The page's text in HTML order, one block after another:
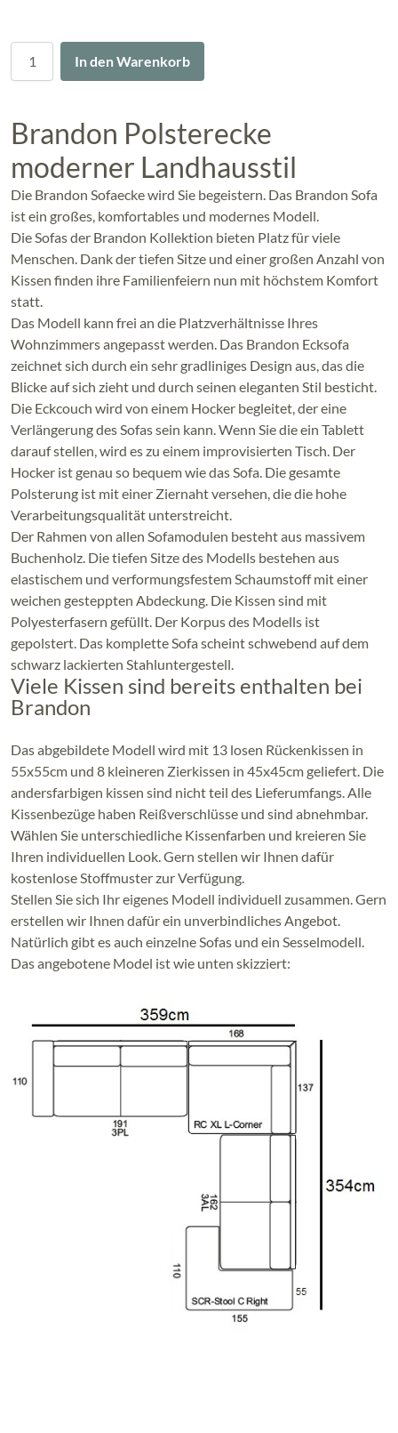
In den Warenkorb
Brandon Polsterecke
moderner Landhausstil
Die Brandon Sofaecke wird Sie begeistern. Das Brandon Sofa
ist ein großes, komfortables und modernes Modell.
Die Sofas der Brandon Kollektion bieten Platz für viele
Menschen. Dank der tiefen Sitze und einer großen Anzahl von
Kissen finden ihre Familienfeiern nun mit höchstem Komfort
statt.
Das Modell kann frei an die Platzverhältnisse Ihres
Wohnzimmers angepasst werden. Das Brandon Ecksofa
zeichnet sich durch ein sehr gradliniges Design aus, das die
Blicke auf sich zieht und durch seinen eleganten Stil besticht.
Die Eckcouch wird von einem Hocker begleitet, der eine
Verlängerung des Sofas sein kann. Wenn Sie die ein Tablett
darauf stellen, wird es zu einem improvisierten Tisch. Der
Hocker ist genau so bequem wie das Sofa. Die gesamte
Polsterung ist mit einer Ziernaht versehen, die die hohe
Verarbeitungsqualität unterstreicht.
Der Rahmen von allen Sofamodulen besteht aus massivem
Buchenholz. Die tiefen Sitze des Modells bestehen aus
elastischem und verformungsfestem Schaumstoff mit einer
weichen gesteppten Abdeckung. Die Kissen sind mit
Polyesterfasern gefüllt. Der Korpus des Modells ist
gepolstert. Das komplette Sofa scheint schwebend auf dem
schwarz lackierten Stahluntergestell.
Viele Kissen sind bereits enthalten bei
Brandon
Das abgebildete Modell wird mit 13 losen Rückenkissen in
55x55cm und 8 kleineren Zierkissen in 45x45cm geliefert. Die
andersfarbigen kissen sind nicht teil des Lieferumfangs. Alle
Kissenbezüge haben Reißverschlüsse und sind abnehmbar.
Wählen Sie unterschiedliche Kissenfarben und kreieren Sie
Ihren individuellen Look. Gern stellen wir Ihnen dafür
kostenlose Stoffmuster zur Verfügung.
Stellen Sie sich Ihr eigenes Modell individuell zusammen. Gern
erstellen wir Ihnen dafür ein unverbindliches Angebot.
Natürlich gibt es auch einzelne Sofas und ein Sesselmodell.
Das angebotene Model ist wie unten skizziert: